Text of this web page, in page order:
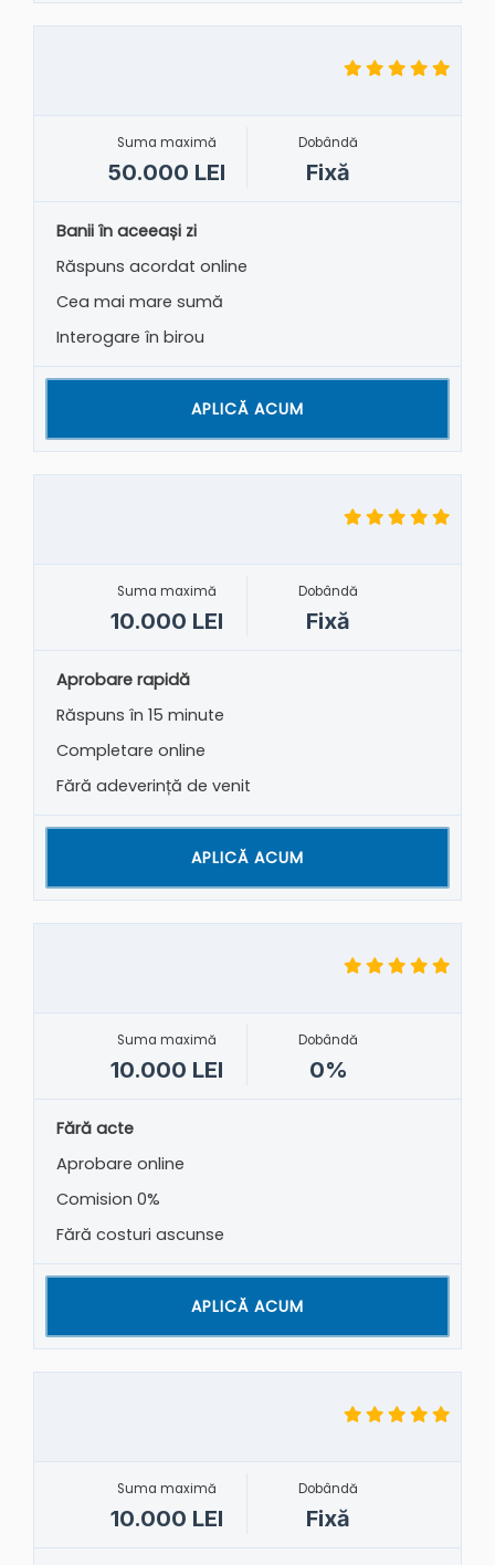
Suma maximă
50.000 LEI
Dobândă
Fixă
Banii în aceeași zi
Răspuns acordat online
Cea mai mare sumă
Interogare în birou
APLICĂ ACUM
Suma maximă
10.000 LEI
Dobândă
Fixă
Aprobare rapidă
Răspuns în 15 minute
Completare online
Fără adeverință de venit
APLICĂ ACUM
Suma maximă
10.000 LEI
Dobândă
0%
Fără acte
Aprobare online
Comision 0%
Fără costuri ascunse
APLICĂ ACUM
Suma maximă
10.000 LEI
Dobândă
Fixă